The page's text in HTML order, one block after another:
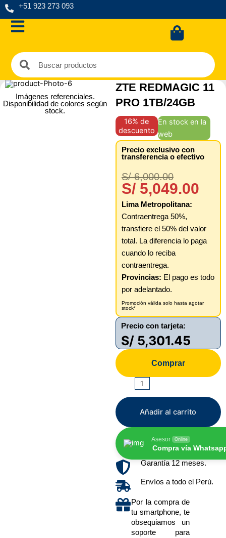
al
contenido
+51 923 273 093
Buscar
Imágenes referenciales.
Disponibilidad de colores según
stock.
ZTE REDMAGIC 11
PRO 1TB/24GB
16% de
descuento
En stock en la
web
Precio exclusivo con
transferencia o efectivo
S/6,000.00
precio
original
era:
S/
S/5,049.00
Lima Metropolitana:
Contraentrega 50%,
transfiere el 50% del valor
total. La diferencia lo paga
cuando lo reciba
contraentrega.
Provincias: El pago es todo
por adelantado.
Promoción válida solo hasta agotar
stock*
Precio con tarjeta:
S/5,301.45
Comprar
11
PRO
1TB/24GB
cantidad
Añadir al carrito
Asesor Online
Compra vía
Garantía 12 meses.
Envíos a todo el Perú.
Por la compra de
tu smartphone, te
obsequiamos un
soporte para